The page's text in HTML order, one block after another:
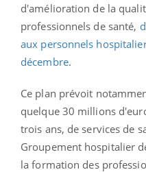
d'amélioration de la
professionnels de santé,
aux personnels
décembre.
Ce plan prévoit
quelque 30 millions
trois ans, de services de
Groupement hospitalier
la formation des